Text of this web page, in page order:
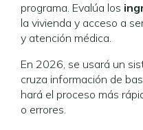
programa. Evalúa los
la vivienda y acceso a
y atención médica.
En 2026, se usará un
cruza información de
hará el proceso más
o errores.